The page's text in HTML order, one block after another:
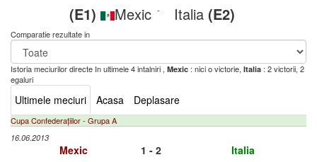
(E1) Mexic - Italia (E2)
Comparatie rezultate in
Istoria meciurilor directe In ultimele 4 intalniri , Mexic : nici o victorie, Italia : 2 victorii, 2
egaluri
Ultimele meciuri Acasa Deplasare
Cupa Confederațiilor - Grupa A
16.06.2013
Mexic 1 - 2 Italia